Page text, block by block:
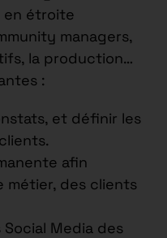
en étroite
managers,
la production…
:
et définir les
afin
métier, des clients
Media des